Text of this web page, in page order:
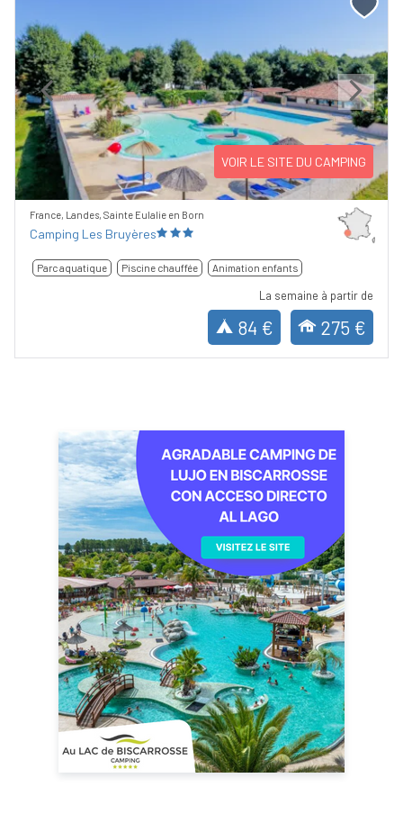
Previous Next
VOIR LE SITE DU CAMPING
France, Landes, Sainte Eulalie en Born
Camping Les Bruyères
Parc aquatique Piscine chauffée Animation enfants
La semaine à partir de
84 € 275 €